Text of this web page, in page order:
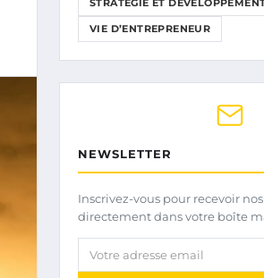
STRATÉGIE ET
VIE D’ENTREPRENEUR
NEWSLETTER
Inscrivez-vous pour recevoir
directement dans votre boîte
Votre adresse email